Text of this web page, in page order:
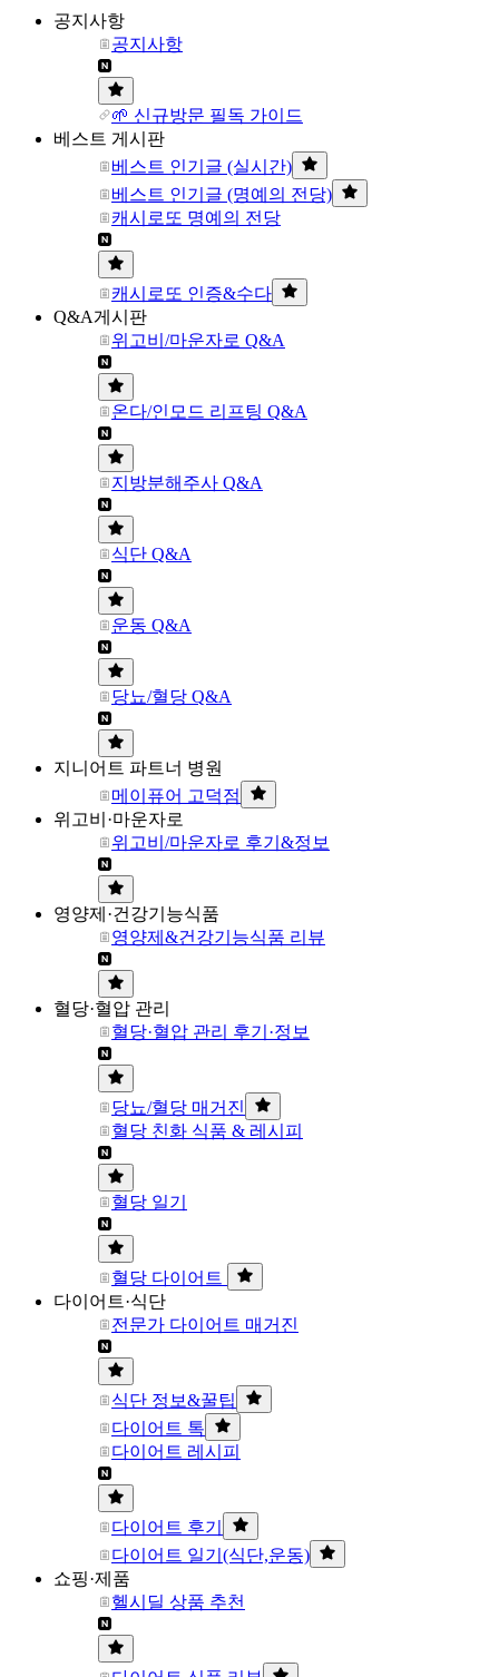
공지사항
공지사항
🌱 신규방문 필독 가이드
베스트 게시판
베스트 인기글 (실시간)
베스트 인기글 (명예의 전당)
캐시로또 명예의 전당
캐시로또 인증&수다
Q&A게시판
위고비/마운자로 Q&A
온다/인모드 리프팅 Q&A
지방분해주사 Q&A
식단 Q&A
운동 Q&A
당뇨/혈당 Q&A
지니어트 파트너 병원
메이퓨어 고덕점
위고비·마운자로
위고비/마운자로 후기&정보
영양제·건강기능식품
영양제&건강기능식품 리뷰
혈당·혈압 관리
혈당·혈압 관리 후기·정보
당뇨/혈당 매거진
혈당 친화 식품 & 레시피
혈당 일기
혈당 다이어트
다이어트·식단
전문가 다이어트 매거진
식단 정보&꿀팁
다이어트 톡
다이어트 레시피
다이어트 후기
다이어트 일기(식단,운동)
쇼핑·제품
헬시딜 상품 추천